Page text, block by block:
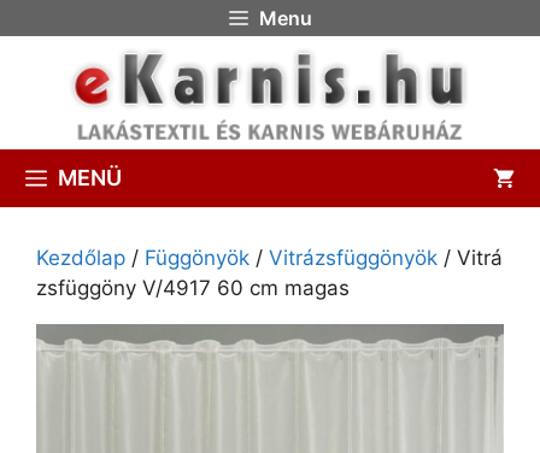
Menu
MENÜ
Kezdőlap / Függönyök / Vitrázsfüggönyök / Vitrá
zsfüggöny V/4917 60 cm magas